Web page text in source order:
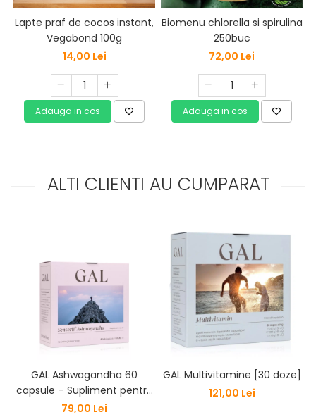
Lapte praf de cocos instant,
Vegabond 100g
14,00 Lei
Adauga in cos
Biomenu chlorella si spirulina
250buc
72,00 Lei
Adauga in cos
ALTI CLIENTI AU CUMPARAT
GAL Ashwagandha 60
capsule – Supliment pentru
Reducerea Stresului și
79,00 Lei
GAL Multivitamine [30 doze]
121,00 Lei